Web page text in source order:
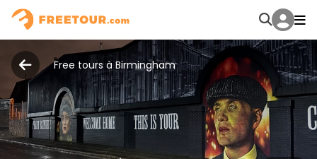
Free tours à Birmingham